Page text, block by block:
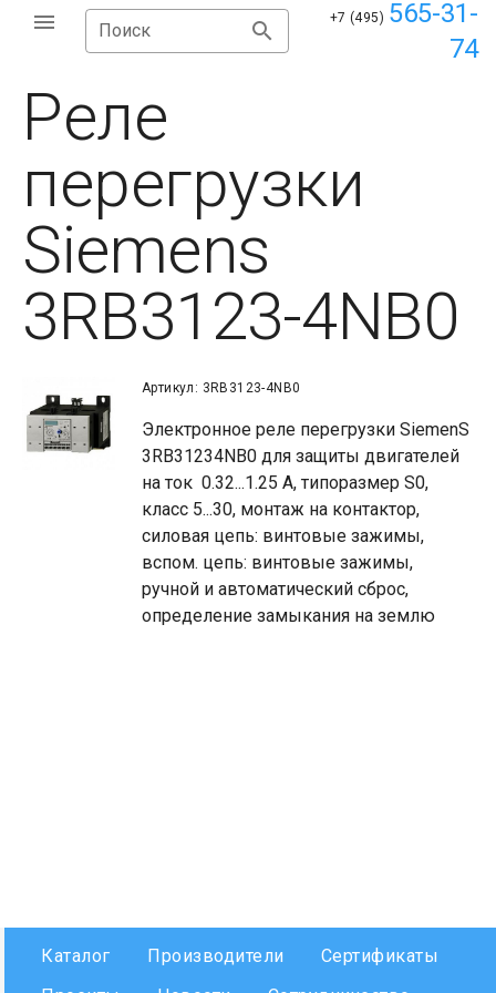
Поиск
+7 (495) 565-31-
74
Реле
перегрузки
Siemens
3RB3123-4NB0
Артикул: 3RB3123-4NB0
Электронное реле перегрузки SiemenS
3RB31234NB0 для защиты двигателей
на ток 0.32...1.25 А, типоразмер S0,
класс 5...30, монтаж на контактор,
силовая цепь: винтовые зажимы,
вспом. цепь: винтовые зажимы,
ручной и автоматический сброс,
определение замыкания на землю
Каталог Производители
Сертификаты